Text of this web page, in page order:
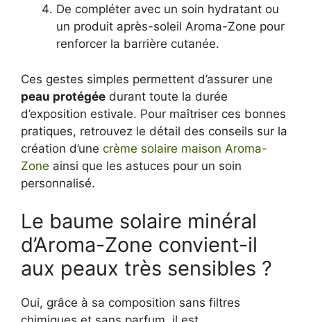
De compléter avec un soin hydratant ou
un produit après-soleil Aroma-Zone pour
renforcer la barrière cutanée.
Ces gestes simples permettent d’assurer une
peau protégée durant toute la durée
d’exposition estivale. Pour maîtriser ces bonnes
pratiques, retrouvez le détail des conseils sur la
création d’une crème solaire maison Aroma-
Zone ainsi que les astuces pour un soin
personnalisé.
Le baume solaire minéral
d’Aroma-Zone convient-il
aux peaux très sensibles ?
Oui, grâce à sa composition sans filtres